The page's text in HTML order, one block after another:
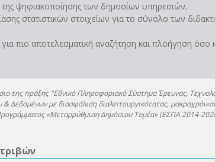
ψηφιακοποίησης των δημοσίων υπηρεσιών.
στατιστικών στοιχείων για το σύνολο των
πιο αποτελεσματική αναζήτηση και πλοήγηση όσο
της πράξης "Εθνικό Πληροφοριακό Σύστημα Έρευνας,
με διασφάλιση διαλειτουργικότητας,
«Μεταρρύθμιση Δημόσιου Τομέα» (ΕΣΠΑ 2014-